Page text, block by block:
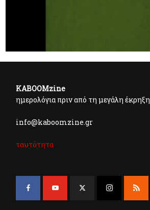
KABOOMzine
ημερολόγια πριν από τη μεγάλη έκρηξη
info@kaboomzine.gr
ταυτότητα